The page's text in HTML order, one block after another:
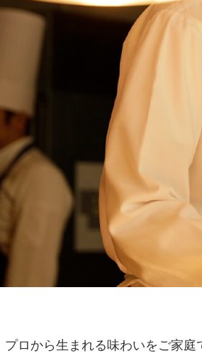
プロから生まれる味わいをご家